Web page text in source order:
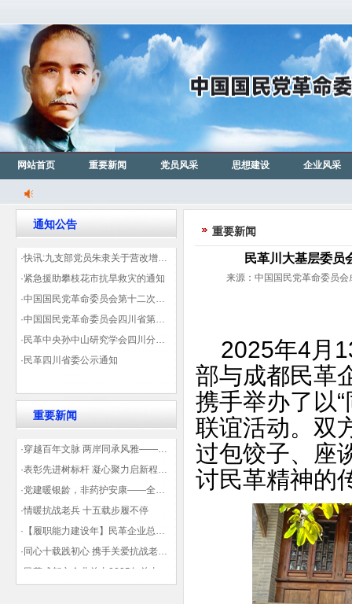
网站首页 重要新闻 党员风采 思想建设 企业风采
通知公告
·快讯:九支部党员朱隶关于营改增信息宣传力度的建议那篇已被省政协采用
·紧急援助攀枝花市抗旱救灾的通知
·中国国民党革命委员会第十二次全国代表大会代表登记表（下载）
·中国国民党革命委员会四川省第十一次代表大会代表登记表（下载）
·民革中央孙中山研究学会四川分会领导机构及成员名单
·民革四川省委公示通知
重要新闻
·穿越百年文脉 两岸同承风雅——民革四川省委会“中山天府大讲堂”第三讲在蓉举办
·表彰先进树标杆 凝心聚力启新程——民革企业总支部参加2025年度先进表彰大会有感
·党建暖银龄，非药护安康——全球健康公益大讲堂温情纪实
·情暖抗战老兵 十五载步履不停
·【履职能力建设年】民革企业总支部联合多地民革基层组织发起“夏日送清凉”活动 致敬“乡镇美容师”
·同心十载践初心 携手关爱抗战老兵——民革企业总支部 十年帮扶抗战老兵工作纪实
重要新闻
民革川大基层委员
来源：中国国民党革命委员
2025年4月
部与成都民革
携手举办了以
联谊活动。双
过包饺子、座
讨民革精神的